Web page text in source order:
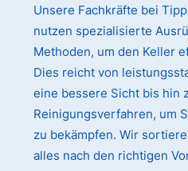
Unsere Fachkräfte bei
nutzen spezialisierte
Methoden, um den Keller
Dies reicht von
eine bessere Sicht bis hin
Reinigungsverfahren, um
zu bekämpfen. Wir
alles nach den richtigen